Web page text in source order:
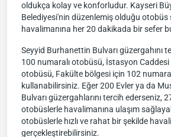
oldukça kolay ve konforludur. Kayseri
Belediyesi'nin düzenlemiş olduğu otobüs
havalimanına her 20 dakikada bir sefer
Seyyid Burhanettin Bulvarı güzergahını
100 numaralı otobüsü, İstasyon Caddesi
otobüsü, Fakülte bölgesi için 102
kullanabilirsiniz. Eğer 200 Evler ya da
Bulvarı güzergahlarını tercih ederseniz,
otobüslerle havalimanına ulaşım
otobüslerle hızlı ve rahat bir şekilde
gerçekleştirebilirsiniz.